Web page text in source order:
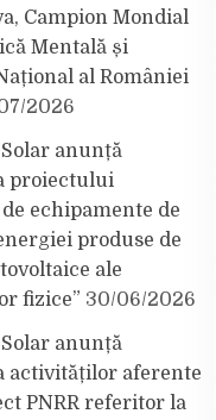
Campion Mondial
Mentală și
al României
2026
anunță
proiectului
echipamente de
produse de
ale
fizice” 30/06/2026
anunță
activităților aferente
PNRR referitor la